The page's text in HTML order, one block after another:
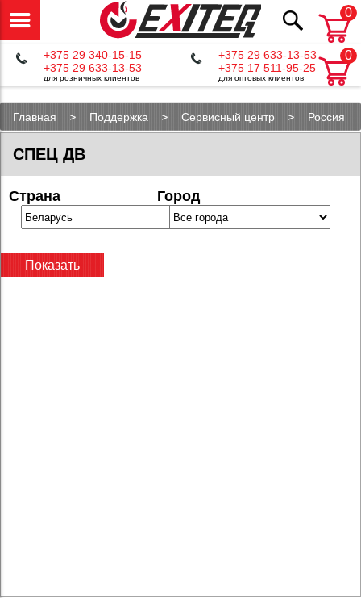
0
0
+375 29 340-15-15
+375 29 633-13-53
для розничных клиентов
+375 29 633-13-53
+375 17 511-95-25
для оптовых клиентов
Главная Поддержка Сервисный центр
Россия
СПЕЦ ДВ
Страна Город
Показать